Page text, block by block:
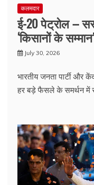
कलमदार
ई-20 पेट्रोल –
‘किसानों के
July 30, 2026
भारतीय जनता पार्टी
हर बड़े फैसले के समर्थन में